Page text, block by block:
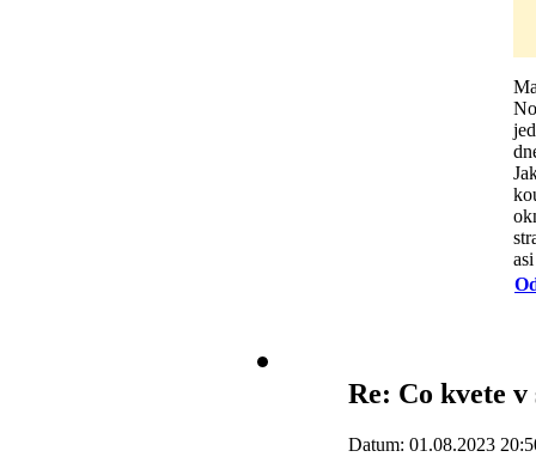
Re: Co kvete v
Datum: 01.08.2023